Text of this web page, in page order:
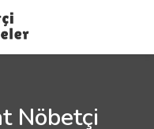
Nöbetçi